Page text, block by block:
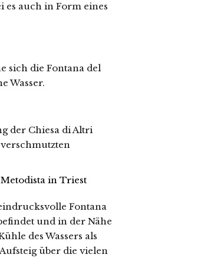
es auch in Form eines
sich die Fontana del
Wasser.
der Chiesa di Altri
Fontana
und in der Nähe
des Wassers als
über die vielen